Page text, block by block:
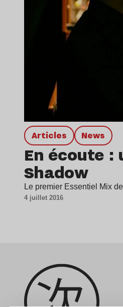
Articles news
En écoute :
Shadow
Le premier Essentiel Mix
4 juillet 2016